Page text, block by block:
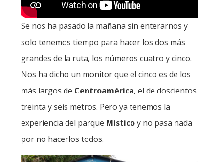
Se nos ha pasado la mañana sin enterarnos y
solo tenemos tiempo para hacer los dos más
grandes de la ruta, los números cuatro y cinco.
Nos ha dicho un monitor que el cinco es de los
más largos de Centroamérica, el de doscientos
treinta y seis metros. Pero ya tenemos la
experiencia del parque Misticoy no pasa nada
por no hacerlos todos.